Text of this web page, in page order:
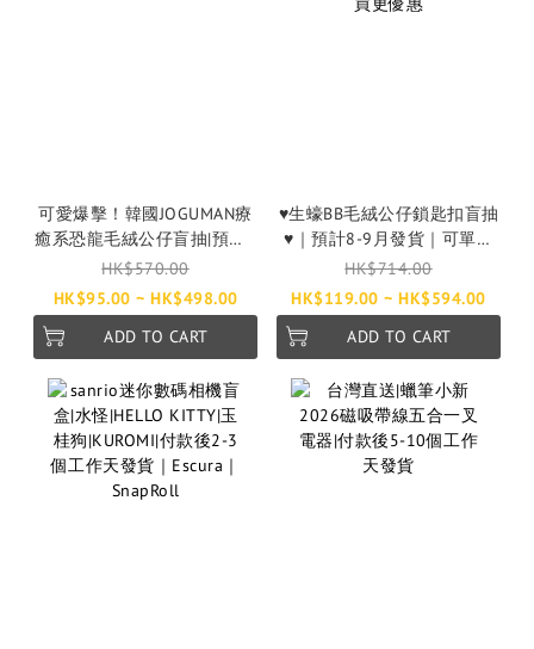
可愛爆擊！韓國JOGUMAN療
癒系恐龍毛絨公仔盲抽|預計8
月發貨
HK$570.00
HK$95.00 ~ HK$498.00
ADD TO CART
♥生蠔BB毛絨公仔鎖匙扣盲抽
♥｜預計8-9月發貨｜可單買
可原條買｜原條買更優惠
HK$714.00
HK$119.00 ~ HK$594.00
ADD TO CART